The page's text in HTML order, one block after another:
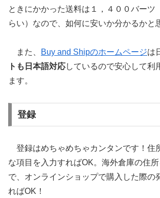
ときにかかった送料は１，４００バーツ
らい）なので、如何に安いか分かるかと
また、 Buy and Shipのホームページは
トも日本語対応しているので安心して利
ます。
登録
登録はめちゃめちゃカンタンです！住
な項目を入力すればOK。海外倉庫の住
で、オンラインショップで購入した際の
ればOK！